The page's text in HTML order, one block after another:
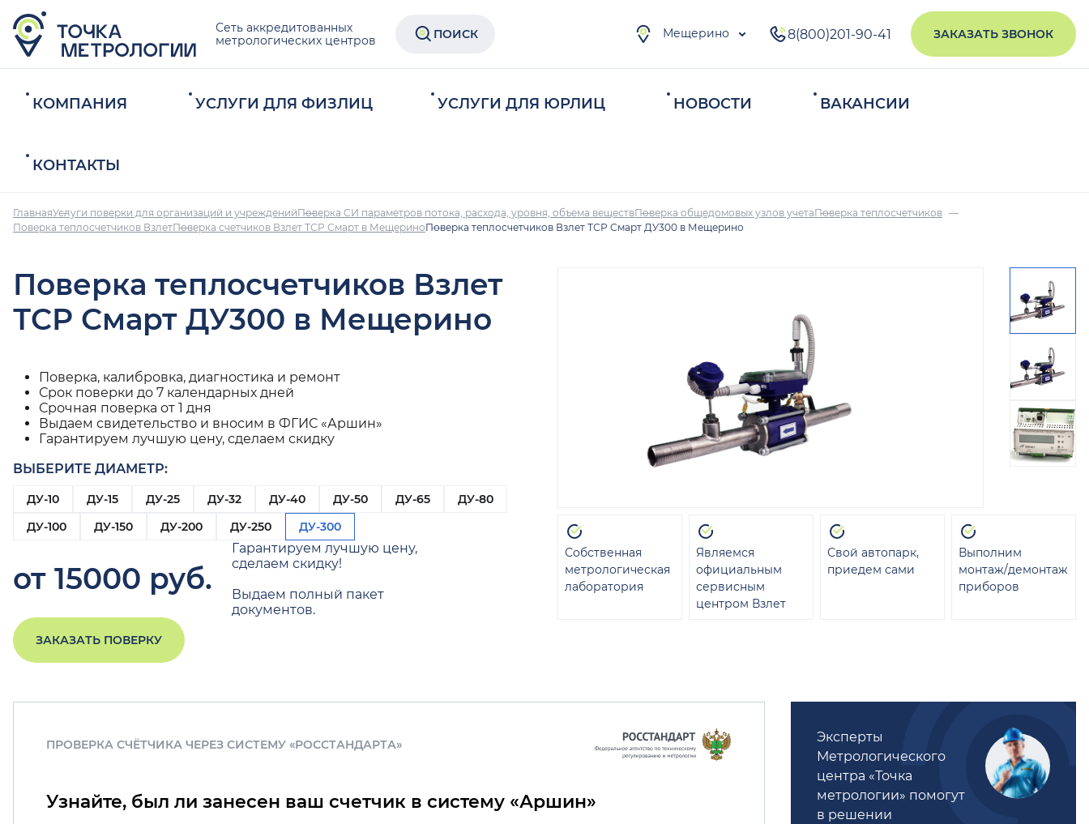
Сеть аккредитованных
метрологических центров
ПОИСК Мещерино 8(800)201-90-41 ЗАКАЗАТЬ ЗВОНОК
КОМПАНИЯ УСЛУГИ ДЛЯ ФИЗЛИЦ УСЛУГИ ДЛЯ ЮРЛИЦ НОВОСТИ ВАКАНСИИ
КОНТАКТЫ
ГлавнаяУслуги поверки для организаций и учрежденийПоверка СИ параметров потока, расхода, уровня, объема веществПоверка общедомовых узлов учетаПоверка теплосчетчиков
Поверка теплосчетчиков ВзлетПоверка счетчиков Взлет ТСР Смарт в МещериноПоверка теплосчетчиков Взлет ТСР Смарт ДУ300 в Мещерино
Поверка теплосчетчиков Взлет
ТСР Смарт ДУ300 в Мещерино
Поверка, калибровка, диагностика и ремонт
Срок поверки до 7 календарных дней
Срочная поверка от 1 дня
Выдаем свидетельство и вносим в ФГИС «Аршин»
Гарантируем лучшую цену, сделаем скидку
ВЫБЕРИТЕ ДИАМЕТР:
ДУ-10 ДУ-15 ДУ-25 ДУ-32 ДУ-40 ДУ-50 ДУ-65
ДУ-80
ДУ-100
ДУ-150 ДУ-200 ДУ-250 ДУ-300
от 15000 руб.
Гарантируем лучшую цену,
сделаем скидку!
Выдаем полный пакет
документов.
ЗАКАЗАТЬ ПОВЕРКУ
Собственная
метрологическая
лаборатория
Являемся
официальным
сервисным
центром Взлет
Свой автопарк,
приедем сами
Выполним
монтаж/демонтаж
приборов
ПРОВЕРКА СЧЁТЧИКА ЧЕРЕЗ СИСТЕМУ «РОССТАНДАРТА»
Узнайте, был ли занесен ваш счетчик в систему «Аршин»
Эксперты
Метрологического
центра «Точка
метрологии» помогут
в решении